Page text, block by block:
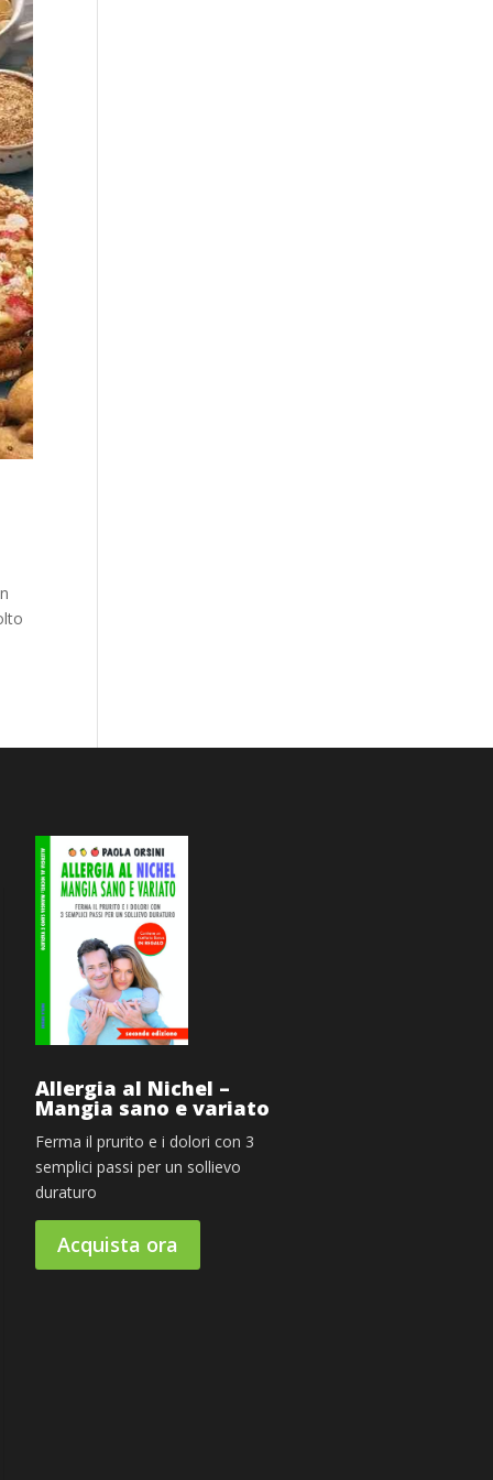
Allergia al Nichel –
Mangia sano e variato
Ferma il prurito e i dolori con 3
semplici passi per un sollievo
duraturo
Acquista ora